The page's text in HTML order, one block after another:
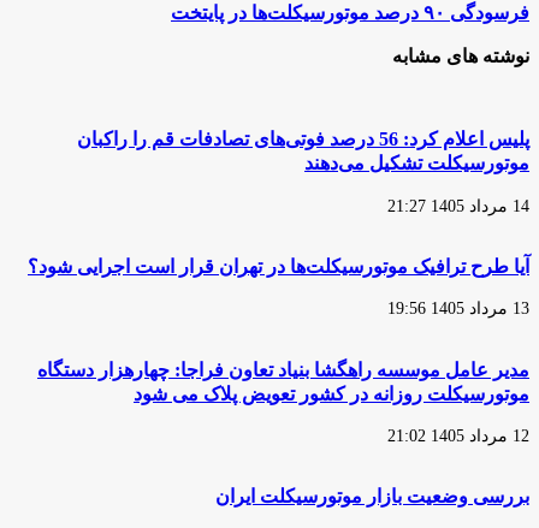
شش
اول
شد/
جامع‌ترین
و
تولید
برقی
فرسودگی
درصد
موتورسیکلت‌ها
فرسودگی ۹۰ درصد موتورسیکلت‌ها در پایتخت
نوشته های مشابه
پلیس اعلام کرد: 56 درصد فوتی‌های تصادفات قم را راکبان
موتورسیکلت تشکیل می‌دهند
14 مرداد 1405 21:27
آیا طرح ترافیک موتورسیکلت‌ها در تهران قرار است اجرایی شود؟
13 مرداد 1405 19:56
مدیر عامل موسسه راهگشا بنیاد تعاون فراجا: چهارهزار دستگاه
موتورسیکلت روزانه در کشور تعویض پلاک می شود
12 مرداد 1405 21:02
بررسی وضعیت بازار موتورسیکلت ایران